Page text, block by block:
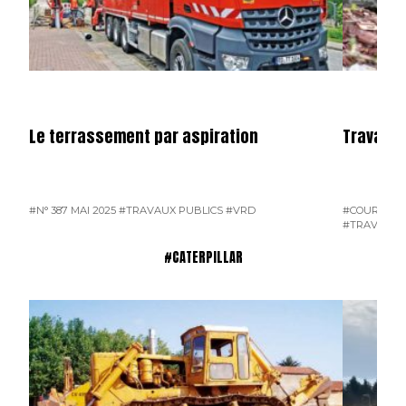
Le terrassement par aspiration
#N° 387 MAI 2025 #TRAVAUX PUBLICS #VRD
#COURRIER
#TRAVAUX
#CATERPILLAR